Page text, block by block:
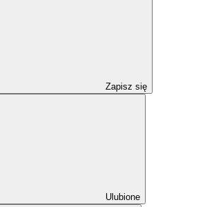
Zapisz się
Ulubione